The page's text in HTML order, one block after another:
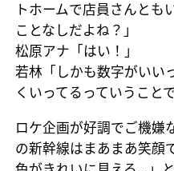
トホームで店員さんとも
ことなしだよね？」
松原アナ「はい！」
若林「しかも数字がいい
くいってるっていうこと
ロケ企画が好調でご機嫌
の新幹線はまあまあ笑顔